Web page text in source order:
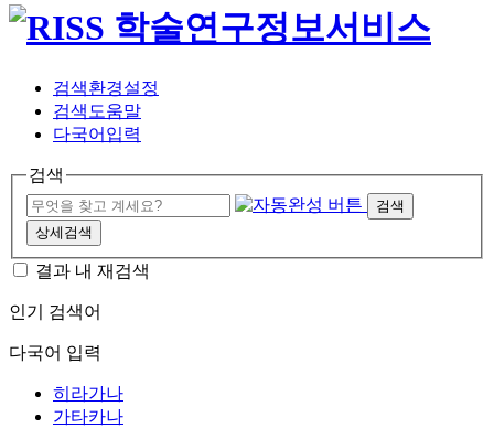
검색환경설정
검색도움말
다국어입력
검색
검색
상세검색
결과 내 재검색
인기 검색어
다국어 입력
히라가나
가타카나